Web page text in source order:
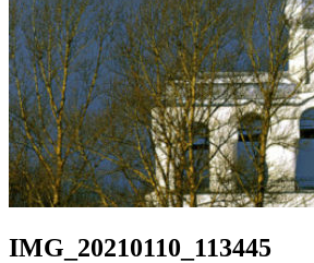
IMG_20210110_113445